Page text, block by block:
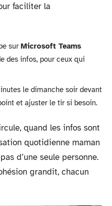
faciliter la
sur Microsoft Teams
des infos, pour ceux qui
le dimanche soir devant
et ajuster le tir si besoin.
quand les infos sont
quotidienne maman
d’une seule personne.
grandit, chacun